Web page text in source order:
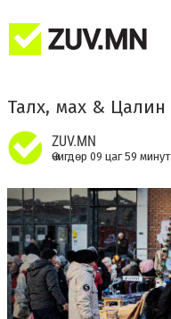
Талх, мах & Цалин
ZUV.MN
Өчигдөр 09 цаг 59 минут